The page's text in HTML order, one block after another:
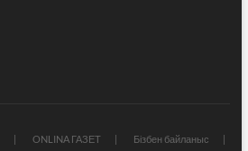
ONLINA ГАЗЕТ Бізбен байланыс